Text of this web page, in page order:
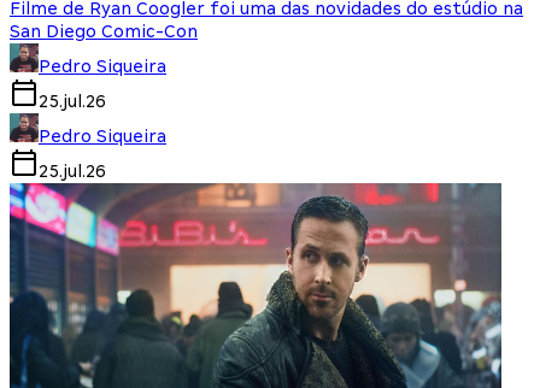
Filme de Ryan Coogler foi uma das novidades do estúdio na
San Diego Comic-Con
Pedro Siqueira
25.jul.26
Pedro Siqueira
25.jul.26